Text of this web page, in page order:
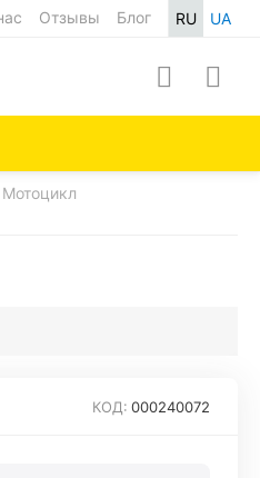
RU UA
Отзывы
Блог
Мотоцикл
КОД: 000240072